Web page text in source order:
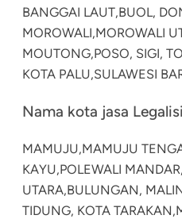
BANGGAI LAUT,BUOL,
MOROWALI,MOROWALI
MOUTONG,POSO, SIGI,
KOTA PALU,SULAWESI
Nama kota jasa
MAMUJU,MAMUJU
KAYU,POLEWALI MANDAR,
UTARA,BULUNGAN,
TIDUNG, KOTA TARAKAN,